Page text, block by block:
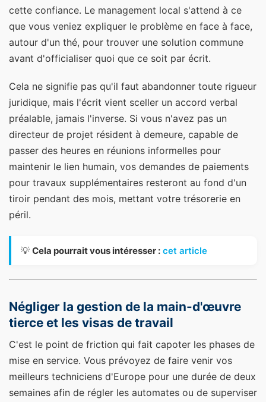
cette confiance. Le management local s'attend à ce
que vous veniez expliquer le problème en face à face,
autour d'un thé, pour trouver une solution commune
avant d'officialiser quoi que ce soit par écrit.
Cela ne signifie pas qu'il faut abandonner toute rigueur
juridique, mais l'écrit vient sceller un accord verbal
préalable, jamais l'inverse. Si vous n'avez pas un
directeur de projet résident à demeure, capable de
passer des heures en réunions informelles pour
maintenir le lien humain, vos demandes de paiements
pour travaux supplémentaires resteront au fond d'un
tiroir pendant des mois, mettant votre trésorerie en
péril.
💡 Cela pourrait vous intéresser : cet article
Négliger la gestion de la main-d'œuvre
tierce et les visas de travail
C'est le point de friction qui fait capoter les phases de
mise en service. Vous prévoyez de faire venir vos
meilleurs techniciens d'Europe pour une durée de deux
semaines afin de régler les automates ou de superviser